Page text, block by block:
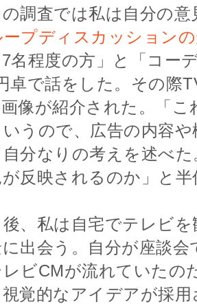
調査では私は自分の
ープディスカッション
名程度の方」と「コー
卓で話をした。その際
像が紹介された。「こ
うので、広告の内容
分なりの考えを述べ
反映されるのか」と
後、私は自宅でテレビ
出会う。自分が座談会
ビCMが流れていたの
覚的なアイデアが採